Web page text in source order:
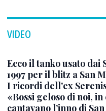
VIDEO
Ecco il tanko usato dai
1997 per il blitz a San
I ricordi dell'ex
«Bossi geloso di noi,
cantavano l’inno di